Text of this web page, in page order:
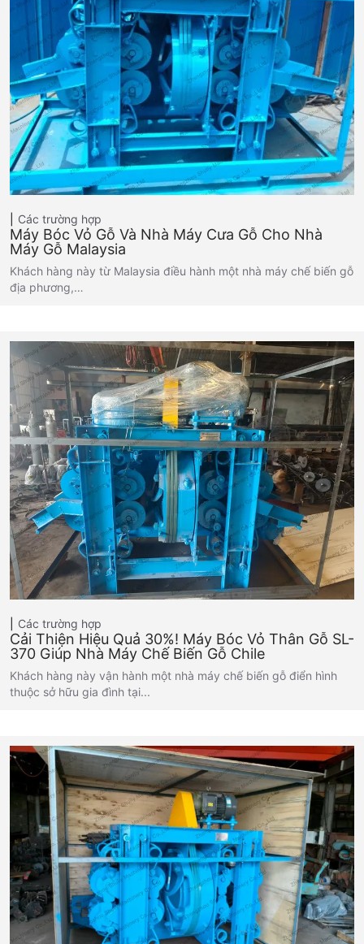
Các trường hợp
Máy Bóc Vỏ Gỗ Và Nhà Máy Cưa Gỗ Cho Nhà
Máy Gỗ Malaysia
Khách hàng này từ Malaysia điều hành một nhà máy chế biến gỗ
địa phương,…
Các trường hợp
Cải Thiện Hiệu Quả 30%! Máy Bóc Vỏ Thân Gỗ SL-
370 Giúp Nhà Máy Chế Biến Gỗ Chile
Khách hàng này vận hành một nhà máy chế biến gỗ điển hình
thuộc sở hữu gia đình tại...